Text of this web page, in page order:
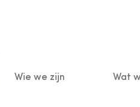
Main
Wie we zijn Wat